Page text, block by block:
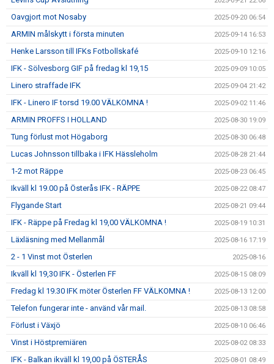
Oavgjort mot Nosaby 2025-09-20 06:54
ARMIN målskytt i första minuten 2025-09-14 16:53
Henke Larsson till IFKs Fotbollskafé 2025-09-10 12:16
IFK - Sölvesborg GIF på fredag kl 19,15 2025-09-09 10:05
Linero straffade IFK 2025-09-04 21:42
IFK - Linero IF torsd 19.00 VÄLKOMNA ! 2025-09-02 11:46
ARMIN PROFFS I HOLLAND 2025-08-30 19:09
Tung förlust mot Högaborg 2025-08-30 06:48
Lucas Johnsson tillbaka i IFK Hässleholm 2025-08-28 21:44
1-2 mot Räppe 2025-08-23 06:45
Ikväll kl 19.00 på Österås IFK - RÄPPE 2025-08-22 08:47
Flygande Start 2025-08-21 09:44
IFK - Räppe på Fredag kl 19,00 VÄLKOMNA ! 2025-08-19 10:31
Läxläsning med Mellanmål 2025-08-16 17:19
2 - 1 Vinst mot Österlen 2025-08-16
Ikväll kl 19,30 IFK - Österlen FF 2025-08-15 08:09
Fredag kl 19.30 IFK möter Österlen FF VÄLKOMNA ! 2025-08-13 12:00
Telefon fungerar inte - använd vår mail. 2025-08-13 08:58
Förlust i Växjö 2025-08-10 06:46
Vinst i Höstpremiären 2025-08-02 08:33
IFK - Balkan ikväll kl 19,00 på ÖSTERÅS 2025-08-01 08:49